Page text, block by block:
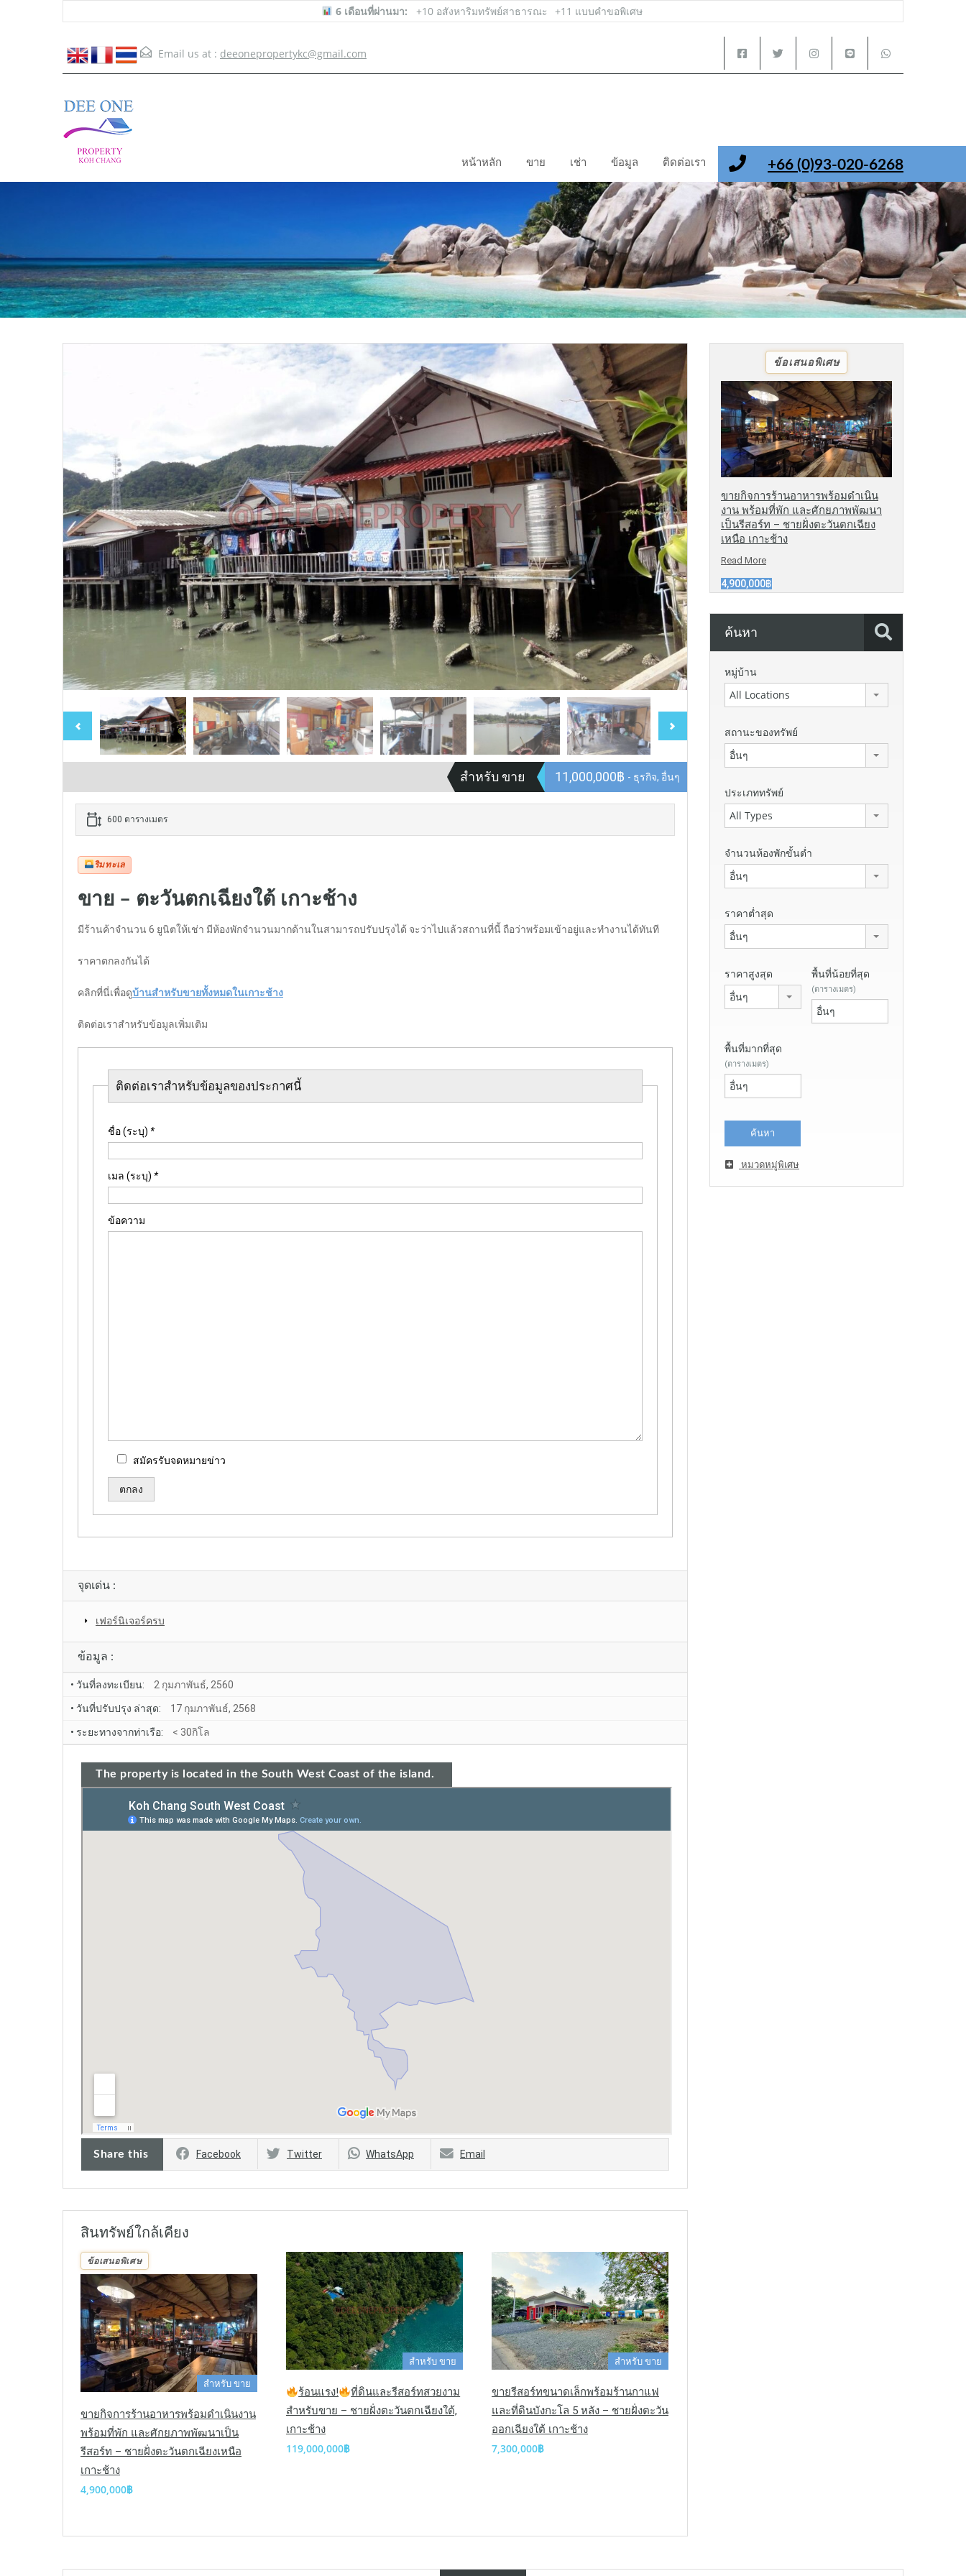
6 เดือนที่ผ่านมา: +10 อสังหาริมทรัพย์สาธารณะ +11 แบบคำขอพิเศษ
Email us at : deeonepropertykc@gmail.com
+66 (0)93-020-6268
หน้าหลัก ขาย เช่า ข้อมูล ติดต่อเรา
สำหรับ ขาย 11,000,000฿ - ธุรกิจ, อื่นๆ
600 ตารางเมตร
ริมทะเล
ขาย – ตะวันตกเฉียงใต้ เกาะช้าง
มีร้านค้าจำนวน 6 ยูนิตให้เช่า มีห้องพักจำนวนมากด้านในสามารถปรับปรุงได้ จะว่าไปแล้วสถานที่นี้ ถือว่าพร้อมเข้าอยู่และทำงานได้ทันที
ราคาตกลงกันได้
คลิกที่นี่เพื่อดูบ้านสำหรับขายทั้งหมดในเกาะช้าง
ติดต่อเราสำหรับข้อมูลเพิ่มเติม
ติดต่อเราสำหรับข้อมูลของประกาศนี้
ชื่อ (ระบุ) *
เมล (ระบุ) *
ข้อความ
สมัครรับจดหมายข่าว
จุดเด่น :
เฟอร์นิเจอร์ครบ
ข้อมูล :
• วันที่ลงทะเบียน: 2 กุมภาพันธ์, 2560
• วันที่ปรับปรุง ล่าสุด: 17 กุมภาพันธ์, 2568
• ระยะทางจากท่าเรือ: < 30กิโล
The property is located in the South West Coast of the island.
Share this Facebook Twitter WhatsApp Email
สินทรัพย์ใกล้เคียง
ข้อเสนอพิเศษ
สำหรับ ขาย
ขายกิจการร้านอาหารพร้อมดำเนินงาน
พร้อมที่พัก และศักยภาพพัฒนาเป็น
รีสอร์ท – ชายฝั่งตะวันตกเฉียงเหนือ
เกาะช้าง
4,900,000฿
สำหรับ ขาย
ร้อนแรง!
ที่ดินและรีสอร์ทสวยงาม
สำหรับขาย – ชายฝั่งตะวันตกเฉียงใต้,
เกาะช้าง
119,000,000฿
สำหรับ ขาย
ขายรีสอร์ทขนาดเล็กพร้อมร้านกาแฟ
และที่ดินบังกะโล 5 หลัง – ชายฝั่งตะวัน
ออกเฉียงใต้ เกาะช้าง
7,300,000฿
ข้อเสนอพิเศษ
ขายกิจการร้านอาหารพร้อมดำเนิน
งาน พร้อมที่พัก และศักยภาพพัฒนา
เป็นรีสอร์ท – ชายฝั่งตะวันตกเฉียง
เหนือ เกาะช้าง
Read More
4,900,000฿
ค้นหา
หมู่บ้าน
All Locations
สถานะของทรัพย์
อื่นๆ
ประเภททรัพย์
All Types
จำนวนห้องพักขั้นต่ำ
อื่นๆ
ราคาต่ำสุด
อื่นๆ
ราคาสูงสุด
อื่นๆ
พื้นที่น้อยที่สุด
(ตารางเมตร)
พื้นที่มากที่สุด
(ตารางเมตร)
หมวดหมู่พิเศษ